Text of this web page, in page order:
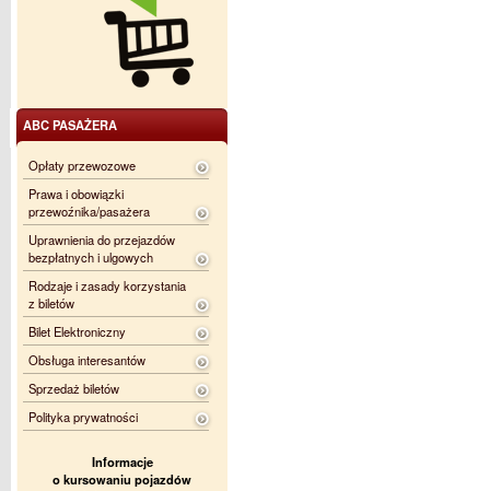
ABC PASAŻERA
Opłaty przewozowe
Prawa i obowiązki
przewoźnika/pasażera
Uprawnienia do przejazdów
bezpłatnych i ulgowych
Rodzaje i zasady korzystania
z biletów
Bilet Elektroniczny
Obsługa interesantów
Sprzedaż biletów
Polityka prywatności
Informacje
o kursowaniu pojazdów